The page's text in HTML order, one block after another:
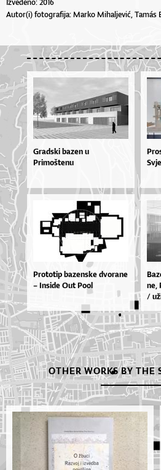
Autor(i) fotografija: Marko Mihaljević, Tamás
Gradski bazen u
Primoštenu
Pro­to­tip ba­zen­ske dvo­ra­ne
– In­si­de Out Po­ol
ne,
/
OTHER WORKS BY THE